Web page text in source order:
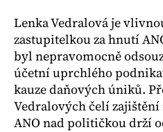
Lenka Vedralová je
zastupitelkou za hnutí
byl nepravomocně
účetní uprchlého
kauze daňových úniků.
Vedralových čelí
ANO nad političkou drží